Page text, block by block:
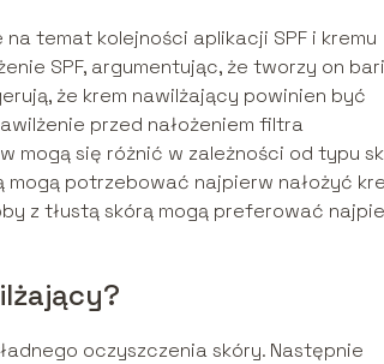
temat kolejności aplikacji SPF i kremu
SPF, argumentując, że tworzy on
że krem nawilżający powinien być
przed nałożeniem filtra
mogą się różnić w zależności od typu
potrzebować najpierw nałożyć
z tłustą skórą mogą preferować
oczyszczenia skóry. Następnie